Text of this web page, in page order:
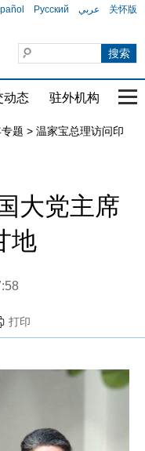
Русский عربي 关怀版
动态 驻外机构 国
题 > 温家宝总理访问印
大党主席
地
打印